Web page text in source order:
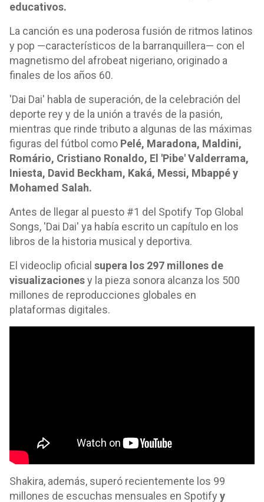
educativos.
La canción es una poderosa fusión de ritmos latinos
y pop —característicos de la barranquillera— con el
magnetismo del afrobeat nigeriano, originado a
finales de los años 60.
'Dai Dai' habla de superación, de la celebración del
deporte rey y de la unión a través de la pasión,
mientras que rinde tributo a algunas de las máximas
figuras del fútbol como Pelé, Maradona, Maldini,
Romário, Cristiano Ronaldo, El 'Pibe' Valderrama,
Iniesta, David Beckham, Kaká, Messi, Mbappé y
Mohamed Salah.
Antes de llegar al puesto #1 del Spotify Top Global
Songs, 'Dai Dai' ya había escrito un capítulo en los
libros de la historia musical y deportiva.
El videoclip oficial supera los 297 millones de
visualizacionesy la pieza sonora alcanza los 500
millones de reproducciones globales en
plataformas digitales.
Shakira, además, superó recientemente los 99
millones de escuchas mensuales en Spotify y